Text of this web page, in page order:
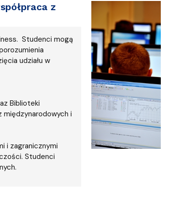
z
Studenci mogą
udziału w
Biblioteki
międzynarodowych i
i zagranicznymi
Studenci